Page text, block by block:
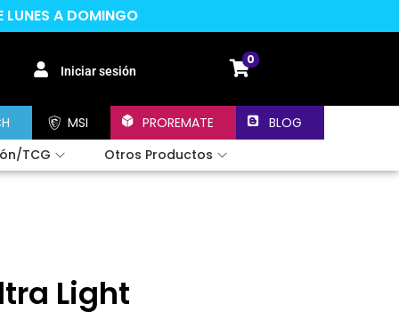
LUNES A DOMINGO
Iniciar sesión
0
MSI PROREMATE
BLOG
TCG
Otros Productos
Light